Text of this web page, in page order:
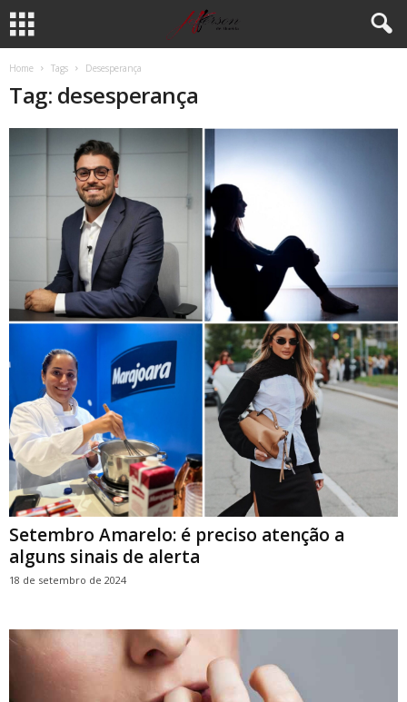
Home Tags Desesperança
Tag: desesperança
Setembro Amarelo: é preciso atenção a
alguns sinais de alerta
18 de setembro de 2024